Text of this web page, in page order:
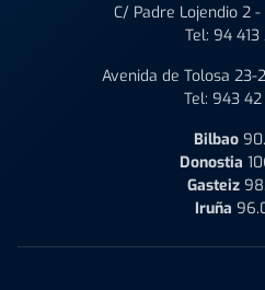
C/ Padre Lojendio 2
Tel: 94
Avenida de Tolosa 23-
Tel: 943
Bilbao
Donostia
Gasteiz
Iruña